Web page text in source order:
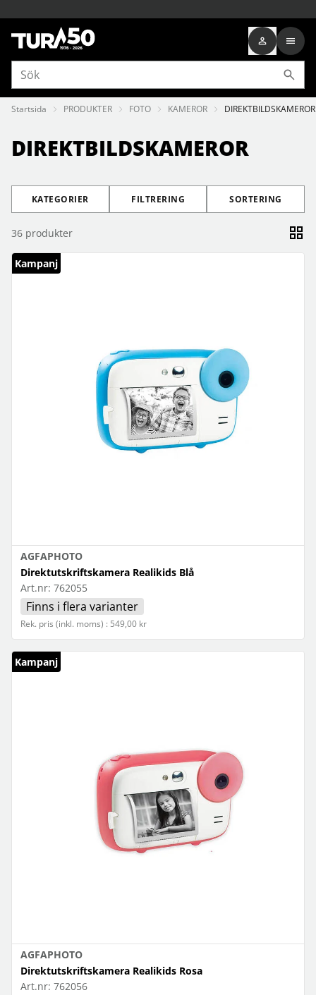
Startsida PRODUKTER FOTO KAMEROR DIREKTBILDSKAMEROR
DIREKTBILDSKAMEROR
KATEGORIER FILTRERING SORTERING
36 produkter
Kampanj
AGFAPHOTO
Direktutskriftskamera Realikids Blå
Art.nr: 762055
Finns i flera varianter
Rek. pris (inkl. moms) : 549,00 kr
Kampanj
AGFAPHOTO
Direktutskriftskamera Realikids Rosa
Art.nr: 762056